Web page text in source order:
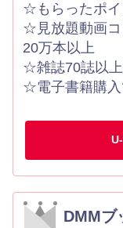
☆もらったポイ
☆見放題動画コ
20万本以上
☆雑誌70誌以
☆電子書籍購入
DMMブ